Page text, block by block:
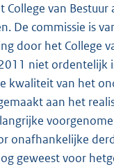
College van Bestuur
De commissie is
door het College
niet ordentelijk
kwaliteit van het
aan het
onafhankelijke
geweest voor